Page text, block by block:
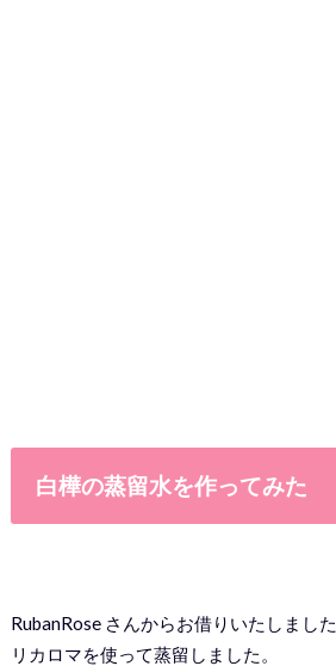
白樺の蒸留水を作ってみた
RubanRose さんからお借りいたしました
リカロマを使って蒸留しました。